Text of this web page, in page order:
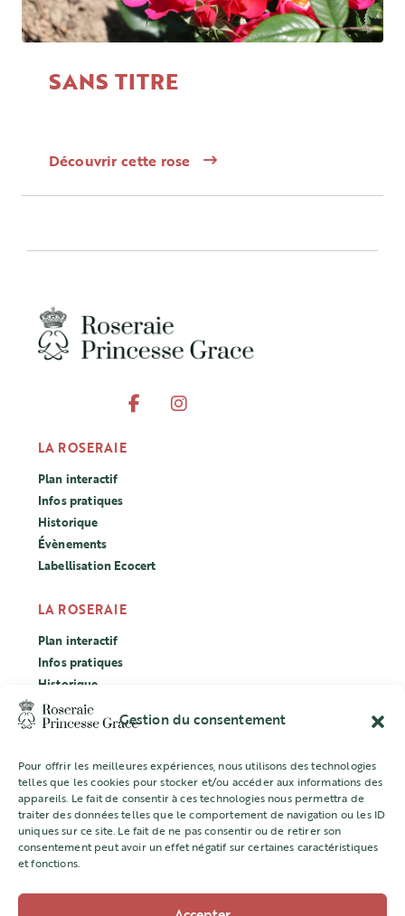
Gestion du consentement
Pour offrir les meilleures expériences, nous utilisons des technologies
telles que les cookies pour stocker et/ou accéder aux informations des
appareils. Le fait de consentir à ces technologies nous permettra de
traiter des données telles que le comportement de navigation ou les ID
uniques sur ce site. Le fait de ne pas consentir ou de retirer son
consentement peut avoir un effet négatif sur certaines caractéristiques
et fonctions.
SANS TITRE
Découvrir cette rose
LA ROSERAIE
Plan interactif
Infos pratiques
Historique
Évènements
Labellisation Ecocert
LA ROSERAIE
Plan interactif
Infos pratiques
Historique
Évènements
Labellisation Ecocert
CONCOURS
L’ASSOCIATION
Mentions légales